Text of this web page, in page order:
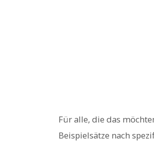
Für alle, die das
Beispielsätze nach